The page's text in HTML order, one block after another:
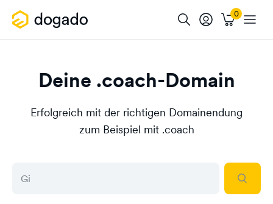
Deine .coach-Domain
Erfolgreich mit der richtigen Domainendung
zum Beispiel mit .coach